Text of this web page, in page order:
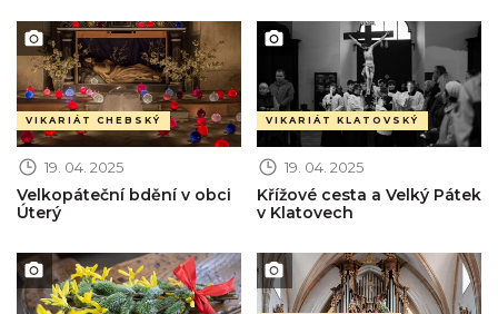
Obrázek novinky
VIKARIÁT CHEBSKÝ
19. 04. 2025
Velkopáteční bdění v obci
Úterý
Obrázek novinky
VIKARIÁT KLATOVSKÝ
19. 04. 2025
Křížové cesta a Velký Pátek
v Klatovech
Obrázek novinky Obrázek novinky